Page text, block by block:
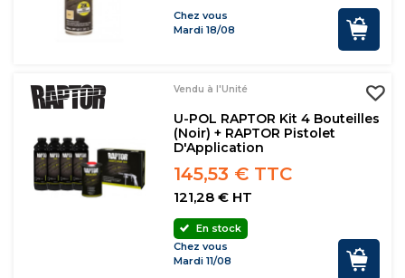
Chez vous
Mardi 18/08
Vendu à l'Unité
U-POL RAPTOR Kit 4 Bouteilles
(noir) + RAPTOR Pistolet
D'Application
145,53 € TTC
121,28 € HT
En stock
Chez vous
Mardi 11/08